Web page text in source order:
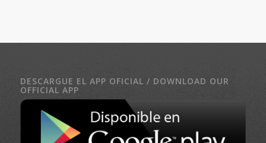
DESCARGUE EL APP OFICIAL / DOWNLOAD OUR
OFFICIAL APP